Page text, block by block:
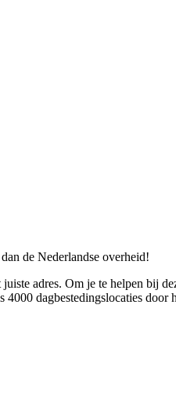
de Nederlandse overheid!
adres. Om je te helpen bij
dagbestedingslocaties door